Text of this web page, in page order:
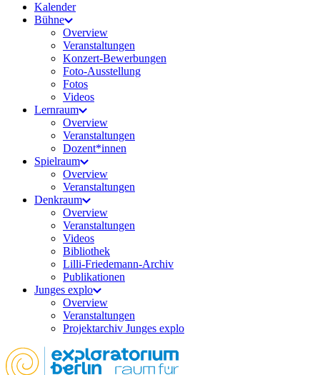
Kalender
Bühne
Overview
Veranstaltungen
Konzert-Bewerbungen
Foto-Ausstellung
Fotos
Videos
Lernraum
Overview
Veranstaltungen
Dozent*innen
Spielraum
Overview
Veranstaltungen
Denkraum
Overview
Veranstaltungen
Videos
Bibliothek
Lilli-Friedemann-Archiv
Publikationen
Junges explo
Overview
Veranstaltungen
Projektarchiv Junges explo